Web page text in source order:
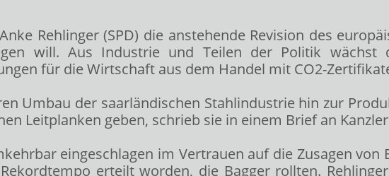
Rehlinger (SPD) die anstehende Revision des
will. Aus Industrie und Teilen der Politik wächst
für die Wirtschaft aus dem Handel mit CO2-
Umbau der saarländischen Stahlindustrie hin zur
Leitplanken geben, schrieb sie in einem Brief an
eingeschlagen im Vertrauen auf die Zusagen von
erteilt worden, die Bagger rollten.